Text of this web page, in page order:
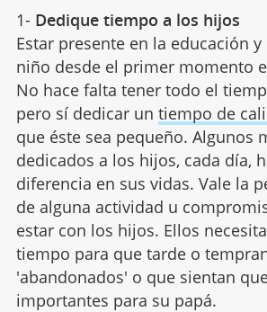
1- Dedique tiempo a los hijos
Estar presente en la educación
niño desde el primer momento
No hace falta tener todo el
pero sí dedicar un tiempo de
que éste sea pequeño. Algunos
dedicados a los hijos, cada día,
diferencia en sus vidas. Vale la
de alguna actividad u
estar con los hijos. Ellos
tiempo para que tarde o
'abandonados' o que sientan
importantes para su papá.